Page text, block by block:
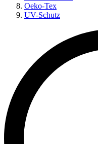
Oeko-Tex
UV-Schutz